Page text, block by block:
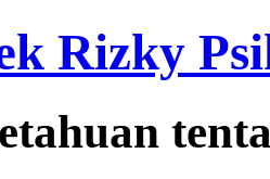
Rizky